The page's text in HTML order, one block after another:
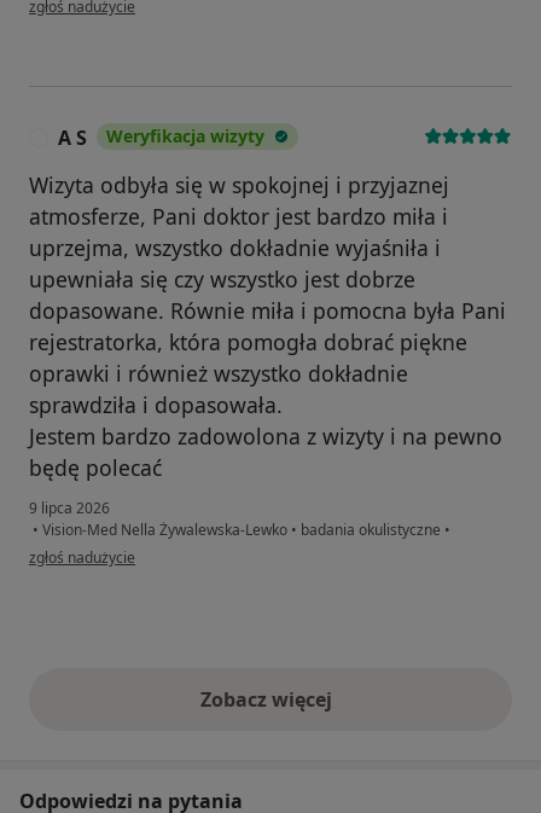
zgłoś nadużycie
A S Weryfikacja wizyty
Wizyta odbyła się w spokojnej i przyjaznej
atmosferze, Pani doktor jest bardzo miła i
uprzejma, wszystko dokładnie wyjaśniła i
upewniała się czy wszystko jest dobrze
dopasowane. Równie miła i pomocna była Pani
rejestratorka, która pomogła dobrać piękne
oprawki i również wszystko dokładnie
sprawdziła i dopasowała.
Jestem bardzo zadowolona z wizyty i na pewno
będę polecać
9 lipca 2026
• Vision-Med Nella Żywalewska-Lewko • badania okulistyczne •
w opinii użytkownika A S
zgłoś nadużycie
Zobacz więcejopinie powyżej
Odpowiedzi na pytania